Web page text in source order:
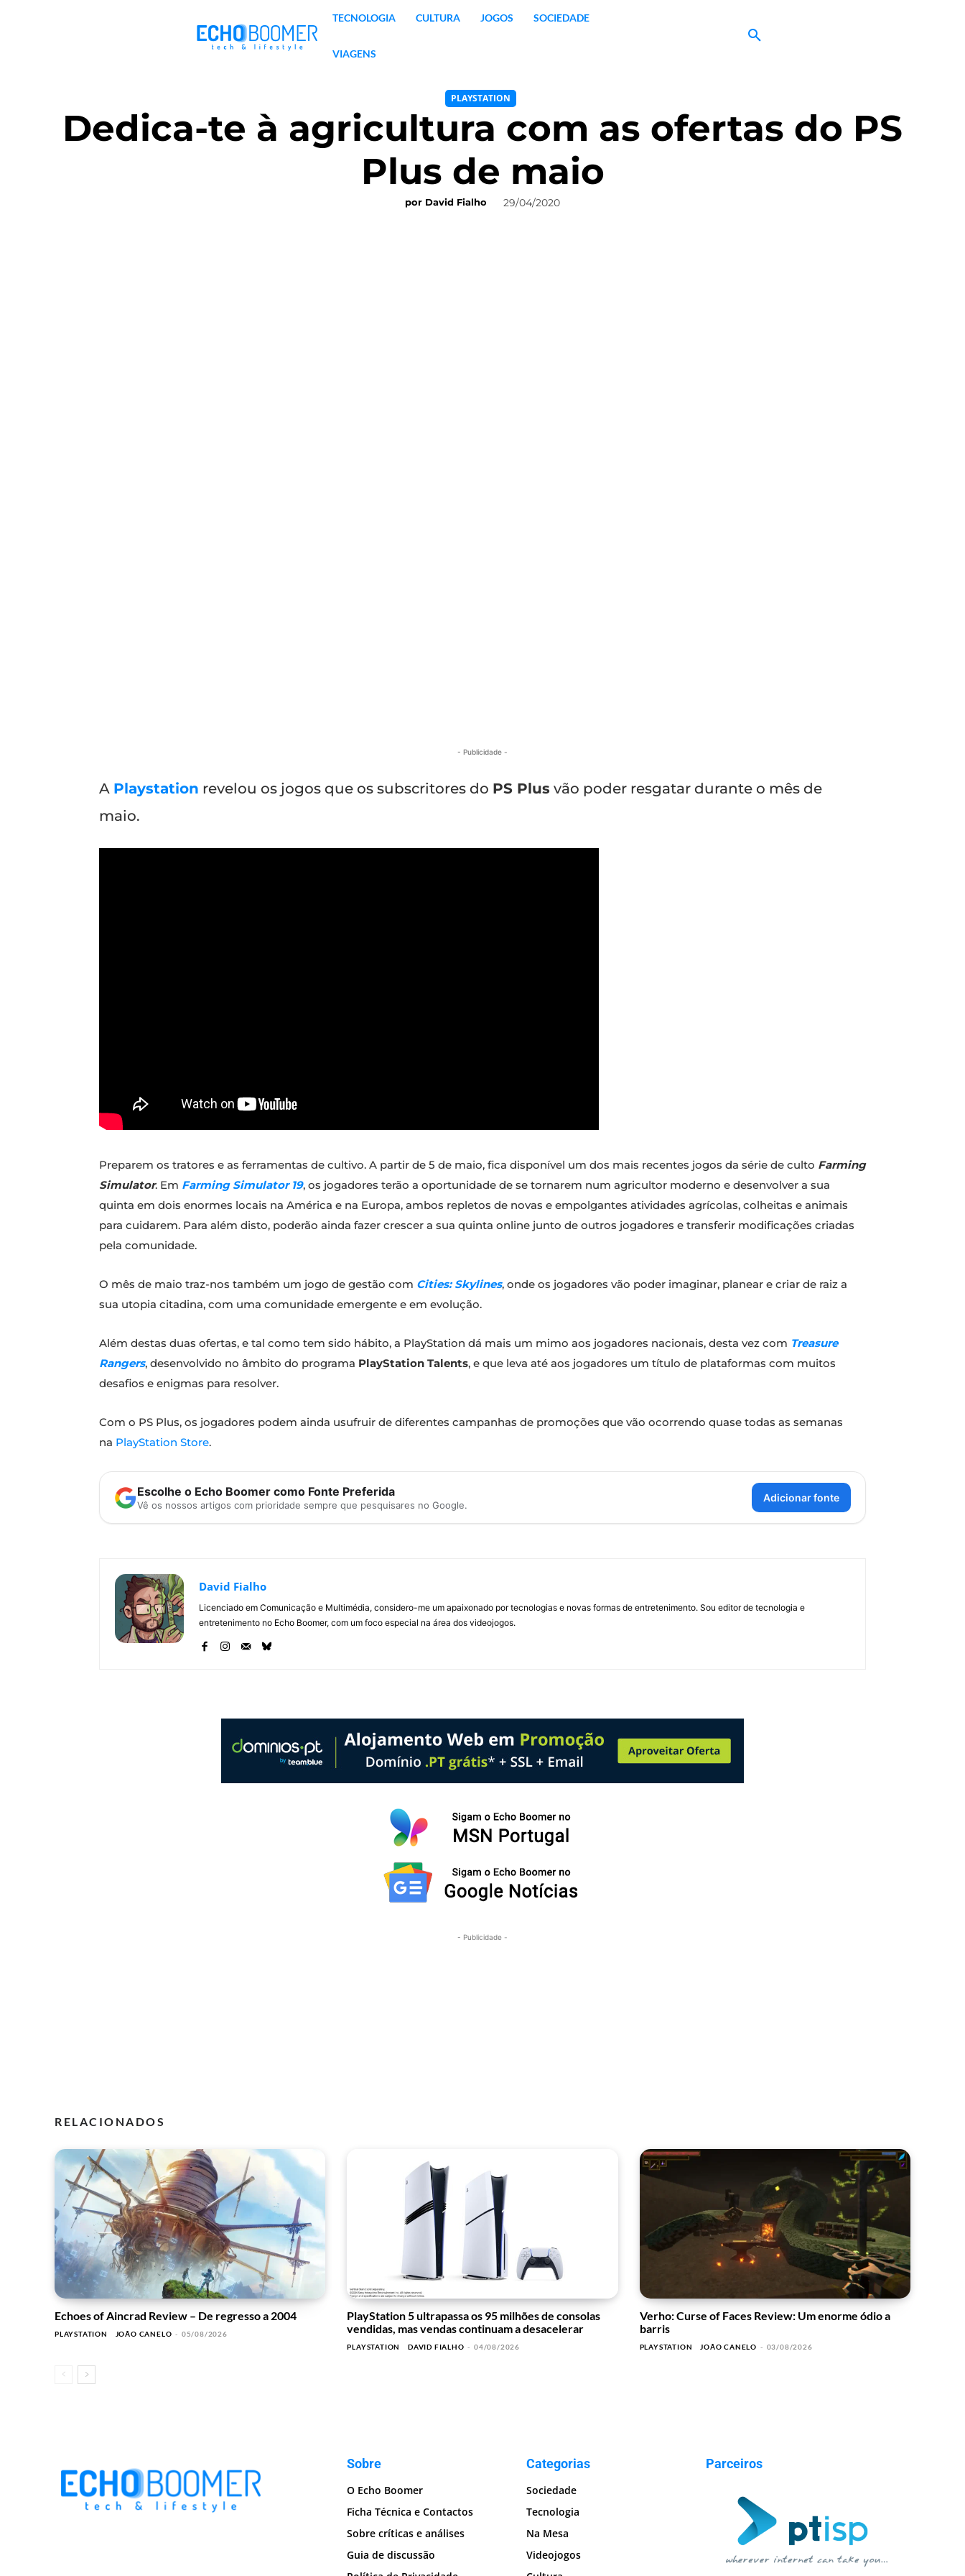
TECNOLOGIA CULTURA JOGOS SOCIEDADE
VIAGENS
PLAYSTATION
Dedica-te à agricultura com as ofertas do PS
Plus de maio
por David Fialho 29/04/2020
- Publicidade -
A Playstation revelou os jogos que os subscritores do PS Plus vão poder resgatar durante o mês de
maio.
Preparem os tratores e as ferramentas de cultivo. A partir de 5 de maio, fica disponível um dos mais recentes jogos da série de culto Farming
Simulator. Em Farming Simulator 19, os jogadores terão a oportunidade de se tornarem num agricultor moderno e desenvolver a sua
quinta em dois enormes locais na América e na Europa, ambos repletos de novas e empolgantes atividades agrícolas, colheitas e animais
para cuidarem. Para além disto, poderão ainda fazer crescer a sua quinta online junto de outros jogadores e transferir modificações criadas
pela comunidade.
O mês de maio traz-nos também um jogo de gestão com Cities: Skylines, onde os jogadores vão poder imaginar, planear e criar de raiz a
sua utopia citadina, com uma comunidade emergente e em evolução.
Além destas duas ofertas, e tal como tem sido hábito, a PlayStation dá mais um mimo aos jogadores nacionais, desta vez com Treasure
Rangers, desenvolvido no âmbito do programa PlayStation Talents, e que leva até aos jogadores um título de plataformas com muitos
desafios e enigmas para resolver.
Com o PS Plus, os jogadores podem ainda usufruir de diferentes campanhas de promoções que vão ocorrendo quase todas as semanas
na PlayStation Store.
Escolhe o Echo Boomer como Fonte Preferida
Vê os nossos artigos com prioridade sempre que pesquisares no Google.
Adicionar fonte
David Fialho
Licenciado em Comunicação e Multimédia, considero-me um apaixonado por tecnologias e novas formas de entretenimento. Sou editor de tecnologia e
entretenimento no Echo Boomer, com um foco especial na área dos videojogos.
- Publicidade -
RELACIONADOS
Echoes of Aincrad Review – De regresso a 2004
PLAYSTATION JOÃO CANELO - 05/08/2026
PlayStation 5 ultrapassa os 95 milhões de consolas
vendidas, mas vendas continuam a desacelerar
PLAYSTATION DAVID FIALHO - 04/08/2026
Verho: Curse of Faces Review: Um enorme ódio a
barris
PLAYSTATION JOÃO CANELO - 03/08/2026
Sobre
O Echo Boomer
Ficha Técnica e Contactos
Sobre críticas e análises
Guia de discussão
Categorias
Sociedade
Tecnologia
Na Mesa
Videojogos
Parceiros